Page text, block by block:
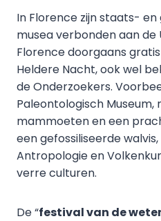
In Florence zijn staats-
musea verbonden aan de
Florence doorgaans
Heldere Nacht, ook wel
de Onderzoekers.
Paleontologisch
mammoeten en een
een gefossiliseerde
Antropologie en
verre culturen.
De “festival van de